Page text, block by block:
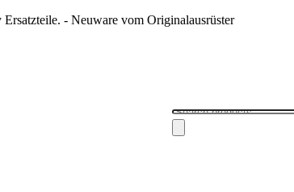
- Neuware vom Originalausrüster